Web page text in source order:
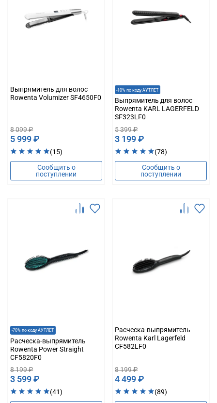
Выпрямитель для волос
Rowenta Volumizer SF4650F0
8 099 ₽
5 999 ₽
(15)
Сообщить о
поступлении
-10% по коду АУТЛЕТ
Выпрямитель для волос
Rowenta KARL LAGERFELD
SF323LF0
5 399 ₽
3 199 ₽
(78)
Сообщить о
поступлении
-70% по коду АУТЛЕТ
Расческа-выпрямитель
Rowenta Power Straight
CF5820F0
8 199 ₽
3 599 ₽
(41)
Расческа-выпрямитель
Rowenta Karl Lagerfeld
CF582LF0
8 199 ₽
4 499 ₽
(89)